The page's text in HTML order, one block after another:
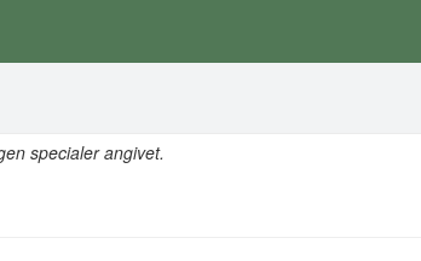
specialer angivet.